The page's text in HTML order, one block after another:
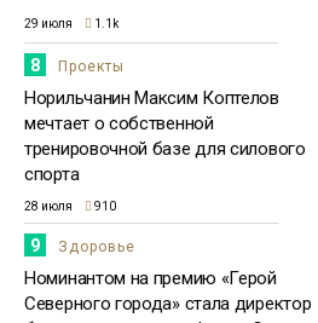
29 июля 1.1k
8 Проекты
Норильчанин Максим Коптелов
мечтает о собственной
тренировочной базе для силового
спорта
28 июля 910
9 Здоровье
Номинантом на премию «Герой
Северного города» стала директор